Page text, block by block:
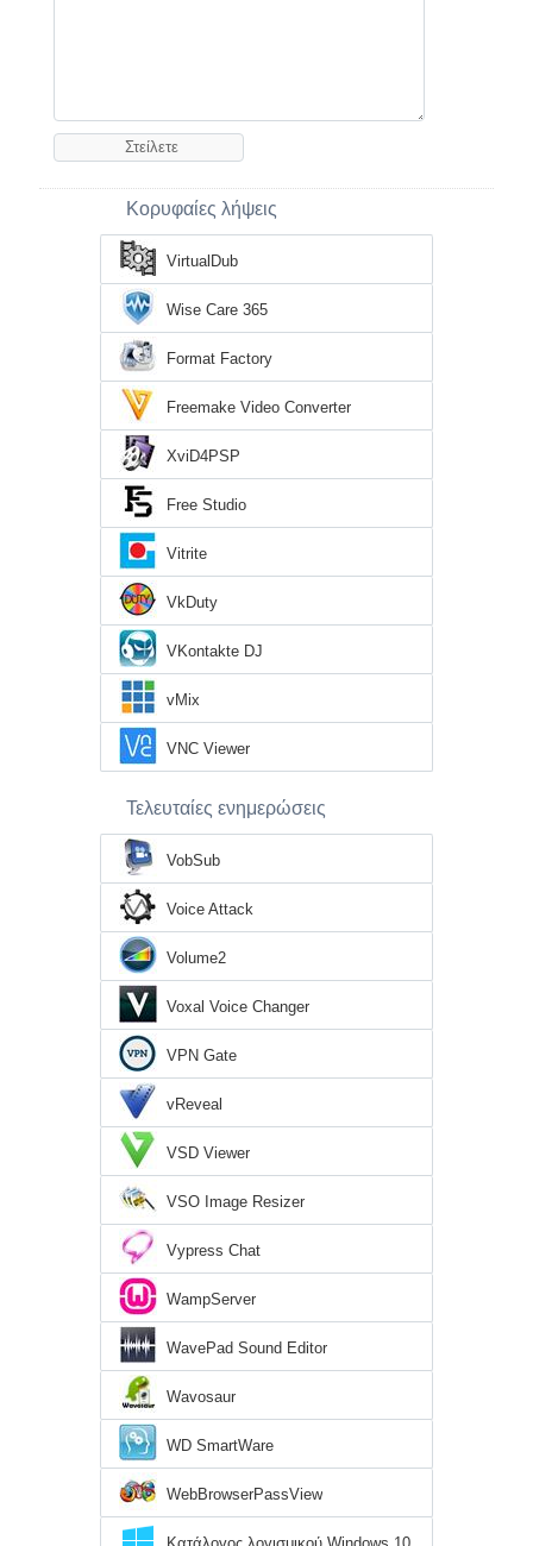
Κορυφαίες λήψεις
VirtualDub
Wise Care 365
Format Factory
Freemake Video Converter
XviD4PSP
Free Studio
Vitrite
VkDuty
VKontakte DJ
vMix
VNC Viewer
Τελευταίες ενημερώσεις
VobSub
Voice Attack
Volume2
Voxal Voice Changer
VPN Gate
vReveal
VSD Viewer
VSO Image Resizer
Vypress Chat
WampServer
WavePad Sound Editor
Wavosaur
WD SmartWare
WebBrowserPassView